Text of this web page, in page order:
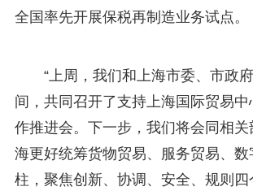
全国率先开展保税再制造业务试点。
“上周，我们和上海市委、市政
间，共同召开了支持上海国际贸易中
作推进会。下一步，我们将会同相关
海更好统筹货物贸易、服务贸易、数
柱，聚焦创新、协调、安全、规则四